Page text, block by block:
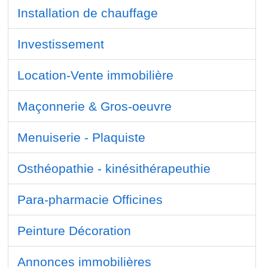
Installation de chauffage
Investissement
Location-Vente immobilière
Maçonnerie & Gros-oeuvre
Menuiserie - Plaquiste
Osthéopathie - kinésithérapeuthie
Para-pharmacie Officines
Peinture Décoration
Annonces immobilières